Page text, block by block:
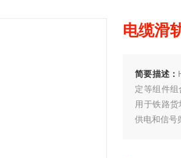
电缆滑
简要描述：
定等组件
用于铁路
供电和信号